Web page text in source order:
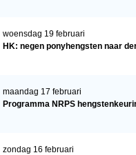
woensdag 19 februari
HK: negen ponyhengsten naar
maandag 17 februari
Programma NRPS
zondag 16 februari